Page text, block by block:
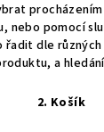
nebo pomocí
dle
a
2. Košík